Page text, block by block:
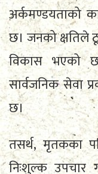
अर्कमण्डयताको
छ। जनको क्षतिले
विकास भएको
सार्वजनिक सेवा
छ।
तसर्थ, मृतकका
निःशुल्क उपचार